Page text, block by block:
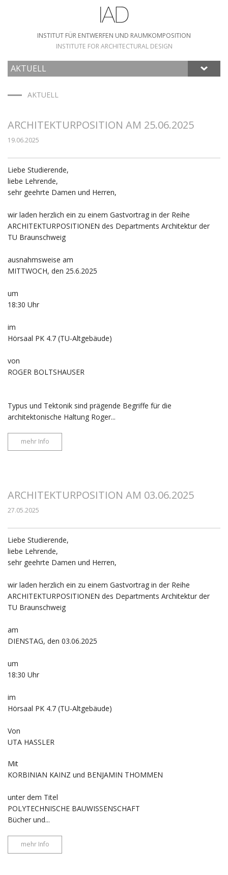
INSTITUT FÜR ENTWERFEN UND RAUMKOMPOSITION
INSTITUTE FOR ARCHITECTURAL DESIGN
AKTUELL
HOME
AKTUELL
ARCHITEKTURPOSITION AM 25.06.2025
19.06.2025
Liebe Studierende,
liebe Lehrende,
sehr geehrte Damen und Herren,
wir laden herzlich ein zu einem Gastvortrag in der Reihe
ARCHITEKTURPOSITIONEN des Departments Architektur der
TU Braunschweig
ausnahmsweise am
MITTWOCH, den 25.6.2025
um
18:30 Uhr
im
Hörsaal PK 4.7 (TU-Altgebäude)
von
ROGER BOLTSHAUSER
Typus und Tektonik sind prägende Begriffe für die
architektonische Haltung Roger...
mehr Info
ARCHITEKTURPOSITION AM 03.06.2025
27.05.2025
Liebe Studierende,
liebe Lehrende,
sehr geehrte Damen und Herren,
wir laden herzlich ein zu einem Gastvortrag in der Reihe
ARCHITEKTURPOSITIONEN des Departments Architektur der
TU Braunschweig
am
DIENSTAG, den 03.06.2025
um
18:30 Uhr
im
Hörsaal PK 4.7 (TU-Altgebäude)
Von
UTA HASSLER
Mit
KORBINIAN KAINZ und BENJAMIN THOMMEN
unter dem Titel
POLYTECHNISCHE BAUWISSENSCHAFT
Bücher und...
mehr Info